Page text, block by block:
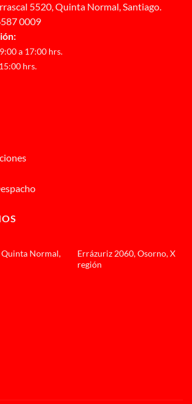
5520, Quinta Normal, Santiago.
0009
a 17:00 hrs.
hrs.
Quinta Normal,
Errázuriz 2060, Osorno, X
región